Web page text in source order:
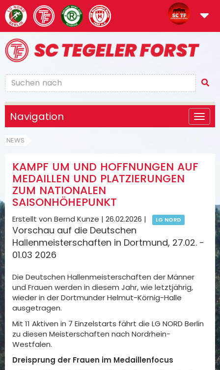
Navigation
NEWS
KAMPF UM UND HOFFNUNGEN AUF
MEDAILLEN UND PLATZIERUNGEN
ZUM NATIONALEN
SAISONHÖHEPUNKT
Erstellt von Bernd Kunze | 26.02.2026 | LG NORD
Vorschau auf die Deutschen
Hallenmeisterschaften in Dortmund, 27.02. -
01.03 2026
Die Deutschen Hallenmeisterschaften der Männer
und Frauen werden in diesem Jahr, wie letztjährig,
wieder in der Dortmunder Helmut-Körnig-Halle
ausgetragen.
Mit 11 Aktiven in 7 Einzelstarts fährt die LG NORD Berlin
zu diesen Meisterschaften nach Nordrhein-
Westfalen.
Dreisprung der Frauen im Medaillenfocus